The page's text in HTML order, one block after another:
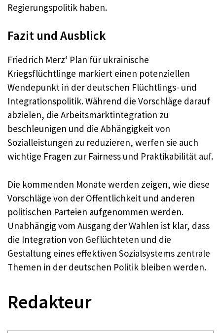
Regierungspolitik haben.
Fazit und Ausblick
Friedrich Merz‘ Plan für ukrainische
Kriegsflüchtlinge markiert einen potenziellen
Wendepunkt in der deutschen Flüchtlings- und
Integrationspolitik. Während die Vorschläge darauf
abzielen, die Arbeitsmarktintegration zu
beschleunigen und die Abhängigkeit von
Sozialleistungen zu reduzieren, werfen sie auch
wichtige Fragen zur Fairness und Praktikabilität auf.
Die kommenden Monate werden zeigen, wie diese
Vorschläge von der Öffentlichkeit und anderen
politischen Parteien aufgenommen werden.
Unabhängig vom Ausgang der Wahlen ist klar, dass
die Integration von Geflüchteten und die
Gestaltung eines effektiven Sozialsystems zentrale
Themen in der deutschen Politik bleiben werden.
Redakteur